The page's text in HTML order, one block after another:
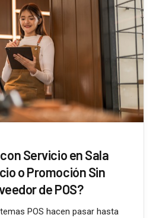
Servicio en Sala
o Promoción Sin
de POS?
POS hacen pasar hasta